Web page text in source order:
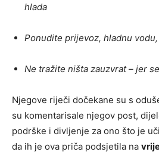
hlada
Ponudite prijevoz, hladnu
Ne tražite ništa zauzvrat – jer
Njegove riječi dočekane su s
su komentarisale njegov post,
podrške i divljenje za ono što je
da ih je ova priča podsjetila na